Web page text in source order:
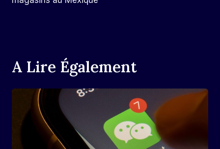
A Lire Également